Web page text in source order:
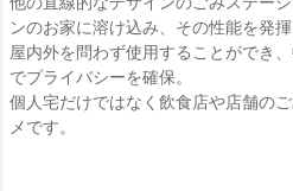
ンのお家に溶け込み、その性能を発揮
屋内外を問わず使用することができ
でプライバシーを確保。
個人宅だけではなく飲食店や店舗の
メです。